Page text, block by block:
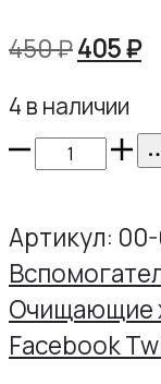
лака
мл.
450₽
450 ₽.
405₽
4 в наличии
Количество
Eurocleanser
в
помпе
200
мл.
Артикул:
Очищающие
Share
Facebook